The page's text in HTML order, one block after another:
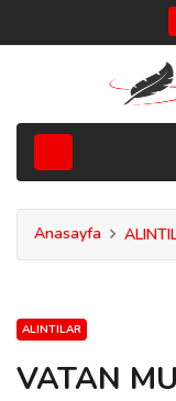
Anasayfa
ALINTILAR
VATAN